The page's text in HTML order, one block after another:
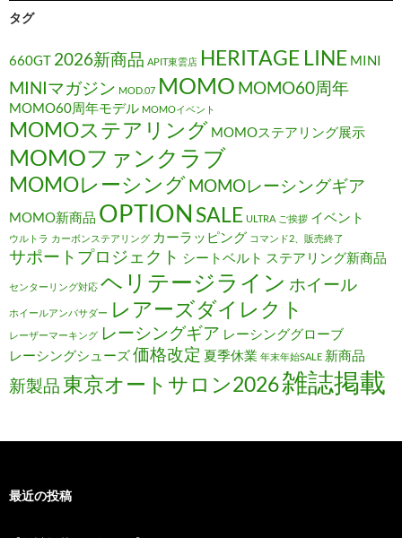
タグ
660GT 2026新商品 APIT東雲店 HERITAGE LINE MINI
MINIマガジン MOD.07 MOMO MOMO60周年
MOMO60周年モデル MOMOイベント
MOMOステアリング MOMOステアリング展示
MOMOファンクラブ
MOMOレーシングMOMOレーシングギア
MOMO新商品 OPTION SALE ULTRA ご挨拶 イベント
ウルトラ カーボンステアリング カーラッピング コマンド2、販売終了
サポートプロジェクト シートベルト ステアリング新商品
センターリング対応 ヘリテージライン ホイール
ホイールアンバサダー レアーズダイレクト
レーザーマーキング レーシングギア レーシンググローブ
レーシングシューズ価格改定 夏季休業 年末年始SALE 新商品
新製品 東京オートサロン2026雑誌掲載
最近の投稿